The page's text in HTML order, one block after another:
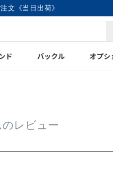
文《当日出荷》
ド バックル オプシ
レビュー